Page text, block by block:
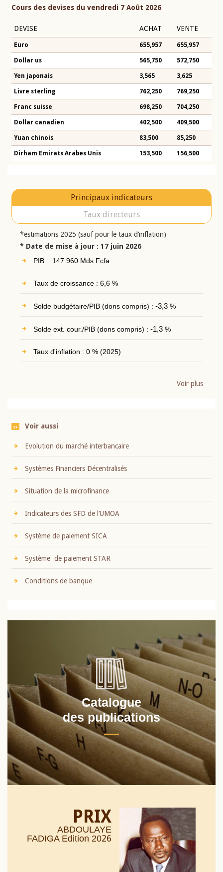
Cours des devises du vendredi 7 Août 2026
DEVISE ACHAT VENTE
Euro 655,957 655,957
Dollar us 565,750 572,750
Yen japonais 3,565 3,625
Livre sterling 762,250 769,250
Franc suisse 698,250 704,250
Dollar canadien 402,500 409,500
Yuan chinois 83,500 85,250
Dirham Emirats Arabes Unis 153,500 156,500
Principaux indicateurs
Taux directeurs
*estimations 2025 (sauf pour le taux d’inflation)
* Date de mise à jour : 17 juin 2026
PIB : 147 960 Mds Fcfa
Taux de croissance : 6,6 %
Solde budgétaire/PIB (dons compris) : -3,3%
Solde ext. cour./PIB (dons compris) : -1,3%
Taux d'inflation : 0 % (2025)
Voir plus
Voir aussi
Evolution du marché interbancaire
Systèmes Financiers Décentralisés
Situation de la microfinance
Indicateurs des SFD de l’UMOA
Système de paiement SICA
Système de paiement STAR
Conditions de banque
Catalogue
des publications
PRIX
ABDOULAYE
FADIGA Edition 2026